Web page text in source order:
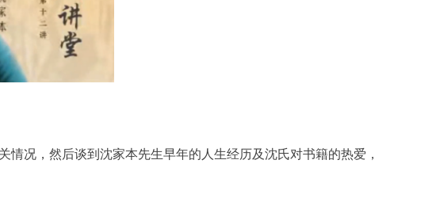
况，然后谈到沈家本先生早年的人生经历及沈氏对书籍的热爱，